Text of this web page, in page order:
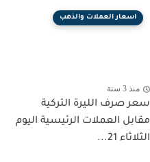
اسعار العملات والذهب
منذ 3 سنة
سعر صرف الليرة التركية
مقابل العملات الرئيسية اليوم
الثلاثاء 21...